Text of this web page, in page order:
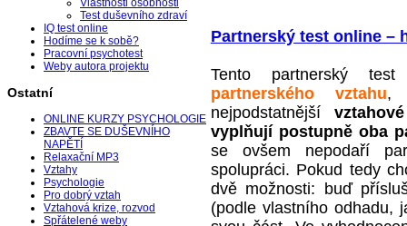
Vlastnosti osobnosti
Test duševního zdraví
IQ test online
Hodíme se k sobě?
Pracovní psychotest
Weby autora projektu
Ostatní
ONLINE KURZY PSYCHOLOGIE
ZBAVTE SE DUŠEVNÍHO
NAPĚTÍ
Relaxační MP3
Vztahy
Psychologie
Pro dobrý vztah
Vztahová krize, rozvod
Spřátelené weby
Partnerský test online –
Tento partnerský
partnerského vztahu,
nejpodstatnější
vyplňují postupně oba
se ovšem nepodaří
spolupráci. Pokud tedy
dvě možnosti: buď
(podle vlastního odhadu,